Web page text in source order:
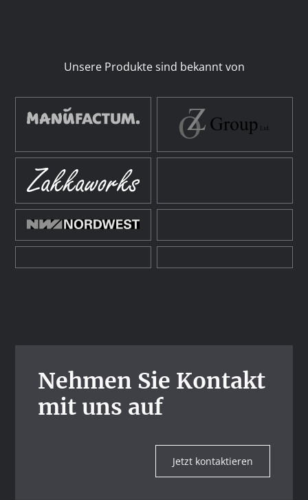
Unsere Produkte sind bekannt von
Nehmen Sie Kontakt
mit uns auf
Jetzt kontaktieren